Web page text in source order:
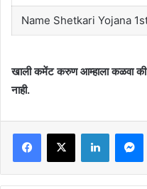
Name Shetkari Yojana
खाली कमेंट करुण आम्हाला कळवा की
नाही.
Facebook
X LinkedIn